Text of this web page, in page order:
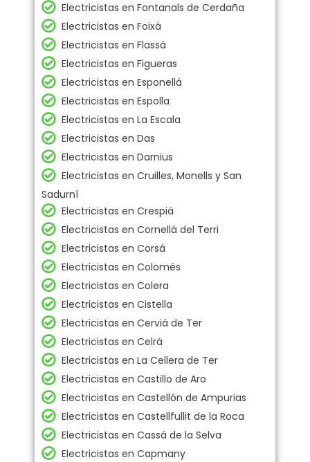
Electricistas en Fontanals de Cerdaña
Electricistas en Foixá
Electricistas en Flassá
Electricistas en Figueras
Electricistas en Esponellá
Electricistas en Espolla
Electricistas en La Escala
Electricistas en Das
Electricistas en Darnius
Electricistas en Cruilles, Monells y San
Sadurní
Electricistas en Crespiá
Electricistas en Cornellá del Terri
Electricistas en Corsá
Electricistas en Colomés
Electricistas en Colera
Electricistas en Cistella
Electricistas en Cerviá de Ter
Electricistas en Celrá
Electricistas en La Cellera de Ter
Electricistas en Castillo de Aro
Electricistas en Castellón de Ampurias
Electricistas en Castellfullit de la Roca
Electricistas en Cassá de la Selva
Electricistas en Capmany